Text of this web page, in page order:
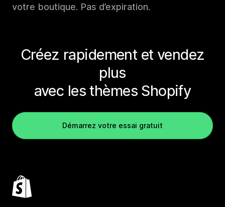
votre boutique. Pas d’expiration.
Créez rapidement et vendez
plus
avec les thèmes Shopify
Démarrez votre essai gratuit